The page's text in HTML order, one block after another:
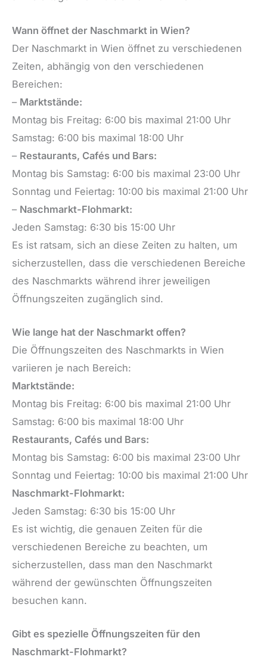
Wann öffnet der Naschmarkt in Wien?
Der Naschmarkt in Wien öffnet zu verschiedenen
Zeiten, abhängig von den verschiedenen
Bereichen:
– Marktstände:
Montag bis Freitag: 6:00 bis maximal 21:00 Uhr
Samstag: 6:00 bis maximal 18:00 Uhr
– Restaurants, Cafés und Bars:
Montag bis Samstag: 6:00 bis maximal 23:00 Uhr
Sonntag und Feiertag: 10:00 bis maximal 21:00 Uhr
– Naschmarkt-Flohmarkt:
Jeden Samstag: 6:30 bis 15:00 Uhr
Es ist ratsam, sich an diese Zeiten zu halten, um
sicherzustellen, dass die verschiedenen Bereiche
des Naschmarkts während ihrer jeweiligen
Öffnungszeiten zugänglich sind.
Wie lange hat der Naschmarkt offen?
Die Öffnungszeiten des Naschmarkts in Wien
variieren je nach Bereich:
Marktstände:
Montag bis Freitag: 6:00 bis maximal 21:00 Uhr
Samstag: 6:00 bis maximal 18:00 Uhr
Restaurants, Cafés und Bars:
Montag bis Samstag: 6:00 bis maximal 23:00 Uhr
Sonntag und Feiertag: 10:00 bis maximal 21:00 Uhr
Naschmarkt-Flohmarkt:
Jeden Samstag: 6:30 bis 15:00 Uhr
Es ist wichtig, die genauen Zeiten für die
verschiedenen Bereiche zu beachten, um
sicherzustellen, dass man den Naschmarkt
während der gewünschten Öffnungszeiten
besuchen kann.
Gibt es spezielle Öffnungszeiten für den
Naschmarkt-Flohmarkt?